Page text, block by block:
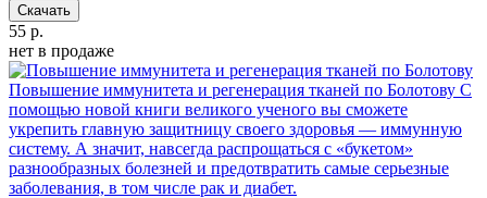
Скачать
55 р.
нет в продаже
Повышение иммунитета и регенерация тканей по Болотову С
помощью новой книги великого ученого вы сможете
укрепить главную защитницу своего здоровья — иммунную
систему. А значит, навсегда распрощаться с «букетом»
разнообразных болезней и предотвратить самые серьезные
заболевания, в том числе рак и диабет.